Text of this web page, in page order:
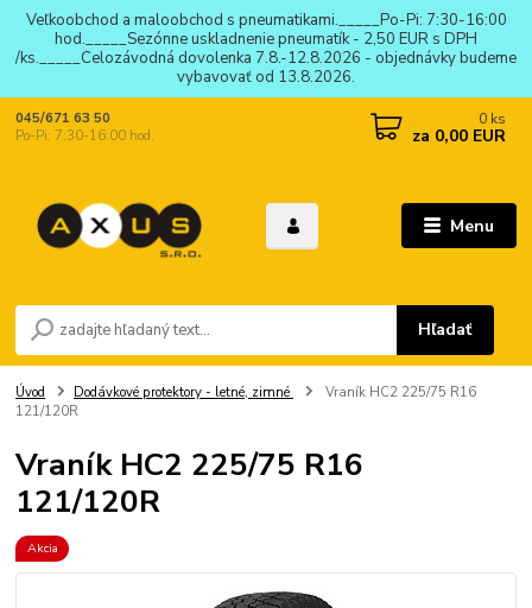
Veľkoobchod a maloobchod s pneumatikami._____Po-Pi: 7:30-16:00
hod._____Sezónne uskladnenie pneumatík - 2,50 EUR s DPH
/ks._____Celozávodná dovolenka 7.8.-12.8.2026 - objednávky budeme
vybavovať od 13.8.2026.
Menu
Hľadať
045/671 63 50
Po-Pi: 7:30-16:00 hod.
0 ks
za 0,00 EUR
Úvod Dodávkové protektory - letné, zimné
Vraník HC2 225/75 R16
121/120R
Vraník HC2 225/75 R16
121/120R
Akcia